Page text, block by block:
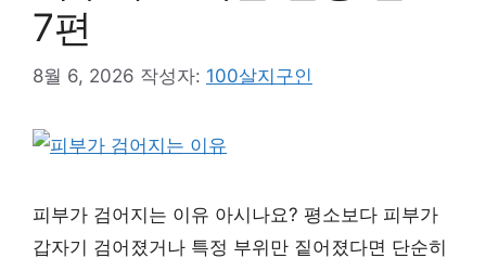
7편
8월 6, 2026 작성자: 100살지구인
피부가 검어지는 이유 아시나요? 평소보다 피부가
갑자기 검어졌거나 특정 부위만 짙어졌다면 단순히